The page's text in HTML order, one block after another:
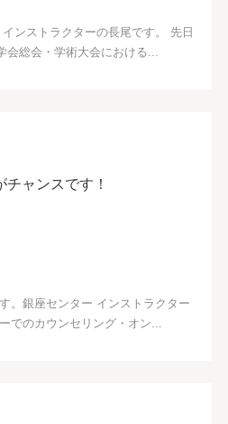
ンストラクターの長尾です。 先日
会総会・学術大会における...
チャンスです！
。銀座センター インストラクター
でのカウンセリング・オン...